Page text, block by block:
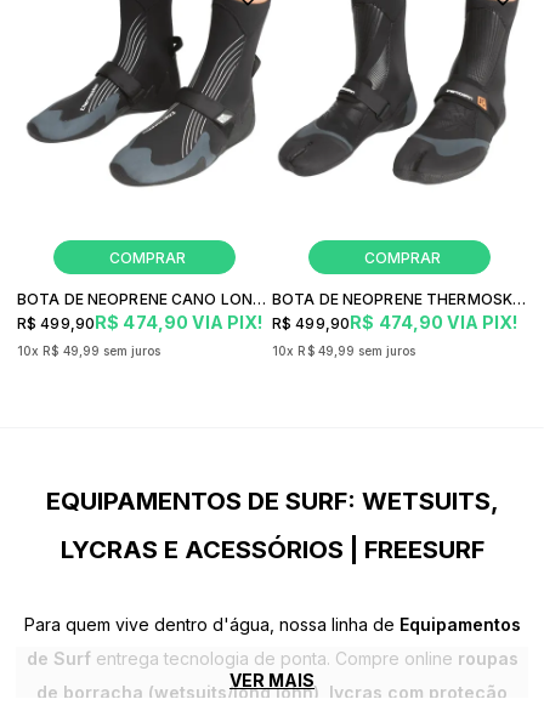
BOTA DE NEOPRENE CANO LONGO THERMOSKIN A7FD-W1-COW SURF
R$ 474,90 VIA PIX!
R$ 499,90
10x R$ 49,99 sem juros
BOTA DE NEOPRENE THERMOSKIN AEDC-W1-COW SURF
R$ 474,90 VIA PIX!
R$ 499,90
10x R$ 49,99 sem juros
EQUIPAMENTOS DE SURF: WETSUITS,
LYCRAS E ACESSÓRIOS | FREESURF
Para quem vive dentro d'água, nossa linha de Equipamentos
de Surfentrega tecnologia de ponta. Compre online roupas
de borracha (wetsuits/long john) lycras com proteção
VER MAIS